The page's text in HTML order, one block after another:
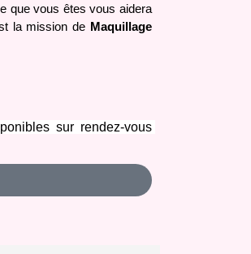
que vous êtes vous aidera
la mission de Maquillage
sur rendez-vous